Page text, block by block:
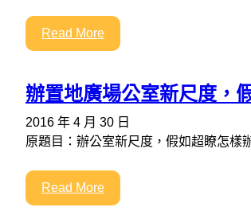
Read More
辦置地廣場公室新尺度，
2016 年 4 月 30 日
原題目：辦公室新尺度，假如超瞭怎
Read More